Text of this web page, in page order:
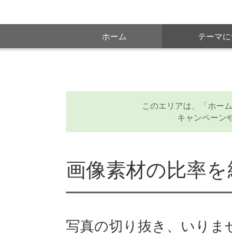
ホーム テーマ
このエリアは、「ホー
キャンペーン
画像素材の比率を
写真の切り抜き、いりま